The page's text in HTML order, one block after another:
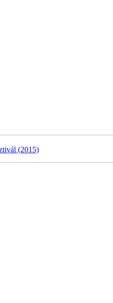
(2015)